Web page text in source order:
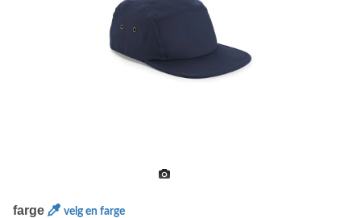
farge velg en farge